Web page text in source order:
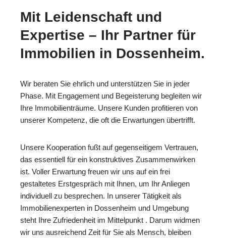
Mit Leidenschaft und
Expertise – Ihr Partner für
Immobilien in Dossenheim.
Wir beraten Sie ehrlich und unterstützen Sie in jeder
Phase. Mit Engagement und Begeisterung begleiten wir
Ihre Immobilienträume. Unsere Kunden profitieren von
unserer Kompetenz, die oft die Erwartungen übertrifft.
Unsere Kooperation fußt auf gegenseitigem Vertrauen,
das essentiell für ein konstruktives Zusammenwirken
ist. Voller Erwartung freuen wir uns auf ein frei
gestaltetes Erstgespräch mit Ihnen, um Ihr Anliegen
individuell zu besprechen. In unserer Tätigkeit als
Immobilienexperten in Dossenheim und Umgebung
steht Ihre Zufriedenheit im Mittelpunkt . Darum widmen
wir uns ausreichend Zeit für Sie als Mensch, bleiben